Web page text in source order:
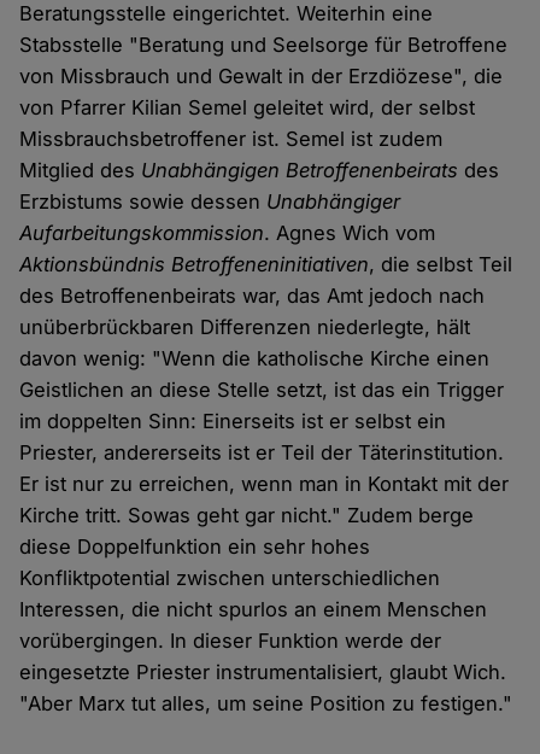
Beratungsstelle eingerichtet. Weiterhin eine
Stabsstelle "Beratung und Seelsorge für Betroffene
von Missbrauch und Gewalt in der Erzdiözese", die
von Pfarrer Kilian Semel geleitet wird, der selbst
Missbrauchsbetroffener ist. Semel ist zudem
Mitglied des Unabhängigen Betroffenenbeirats des
Erzbistums sowie dessen Unabhängiger
Aufarbeitungskommission. Agnes Wich vom
Aktionsbündnis Betroffeneninitiativen, die selbst Teil
des Betroffenenbeirats war, das Amt jedoch nach
unüberbrückbaren Differenzen niederlegte, hält
davon wenig: "Wenn die katholische Kirche einen
Geistlichen an diese Stelle setzt, ist das ein Trigger
im doppelten Sinn: Einerseits ist er selbst ein
Priester, andererseits ist er Teil der Täterinstitution.
Er ist nur zu erreichen, wenn man in Kontakt mit der
Kirche tritt. Sowas geht gar nicht." Zudem berge
diese Doppelfunktion ein sehr hohes
Konfliktpotential zwischen unterschiedlichen
Interessen, die nicht spurlos an einem Menschen
vorübergingen. In dieser Funktion werde der
eingesetzte Priester instrumentalisiert, glaubt Wich.
"Aber Marx tut alles, um seine Position zu festigen."